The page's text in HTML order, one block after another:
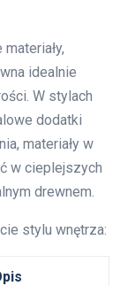
idealnie
W stylach
dodatki
materiały w
w cieplejszych
drewnem.
stylu wnętrza: